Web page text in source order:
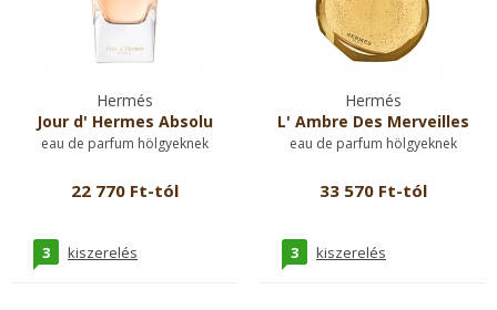
Hermés
Jour d' Hermes Absolu
eau de parfum hölgyeknek
22 770 Ft-tól
3 kiszerelés
Hermés
L' Ambre Des Merveilles
eau de parfum hölgyeknek
33 570 Ft-tól
3 kiszerelés